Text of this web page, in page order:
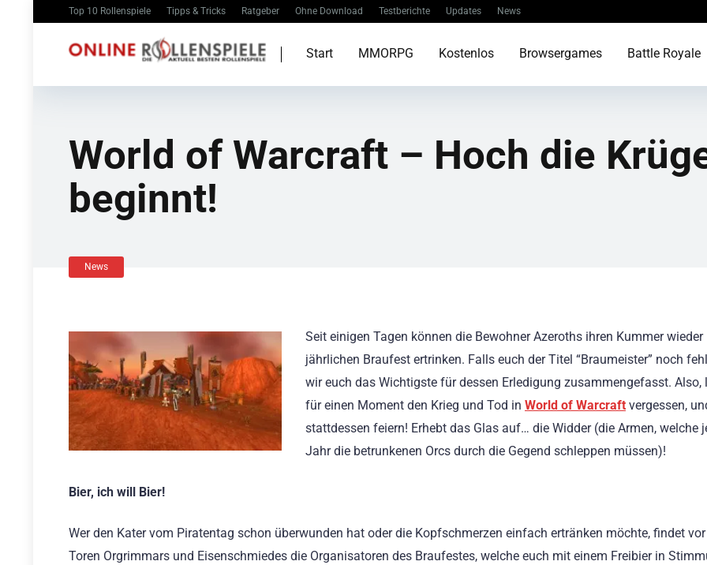
Top 10 Rollenspiele Tipps & Tricks Ratgeber Ohne Download Testberichte Updates News
Start MMORPG Kostenlos Browsergames Battle Royale
World of Warcraft – Hoch die
beginnt!
News
Seit einigen Tagen können die Bewohner Azeroths ihren Kummer wieder
jährlichen Braufest ertrinken. Falls euch der Titel “Braumeister” noch
wir euch das Wichtigste für dessen Erledigung zusammengefasst. Also,
für einen Moment den Krieg und Tod in World of Warcraft vergessen,
stattdessen feiern! Erhebt das Glas auf… die Widder (die Armen, welche
Jahr die betrunkenen Orcs durch die Gegend schleppen müssen)!
Bier, ich will Bier!
Wer den Kater vom Piratentag schon überwunden hat oder die Kopfschmerzen einfach ertränken möchte, findet
Toren Orgrimmars und Eisenschmiedes die Organisatoren des Braufestes, welche euch mit einem Freibier in